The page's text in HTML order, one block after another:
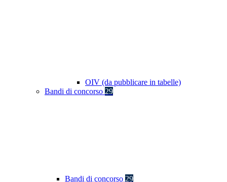
OIV (da pubblicare in tabelle)
Bandi di concorso 29
Bandi di concorso 29